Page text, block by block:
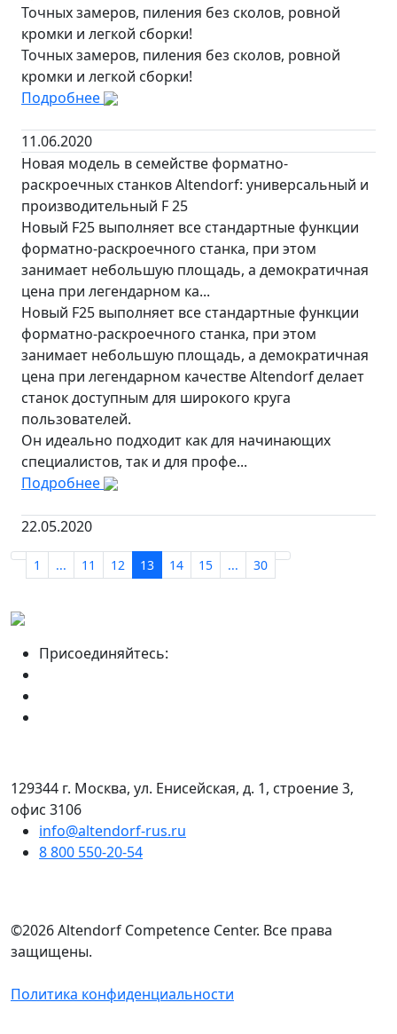
Точных замеров, пиления без сколов, ровной
кромки и легкой сборки!
Точных замеров, пиления без сколов, ровной
кромки и легкой сборки!
Подробнее
11.06.2020
Новая модель в семействе форматно-
раскроечных станков Altendorf: универсальный и
производительный F 25
Новый F25 выполняет все стандартные функции
форматно-раскроечного станка, при этом
занимает небольшую площадь, а демократичная
цена при легендарном ка...
Новый F25 выполняет все стандартные функции
форматно-раскроечного станка, при этом
занимает небольшую площадь, а демократичная
цена при легендарном качестве Altendorf делает
станок доступным для широкого круга
пользователей.
Он идеально подходит как для начинающих
специалистов, так и для профе...
Подробнее
22.05.2020
1 ... 11 12 13 14 15 ... 30
Присоединяйтесь:
129344 г. Москва, ул. Енисейская, д. 1, строение 3,
офис 3106
info@altendorf-rus.ru
8 800 550-20-54
©2026 Altendorf Сompetence Сenter. Все права
защищены.
Политика конфиденциальности